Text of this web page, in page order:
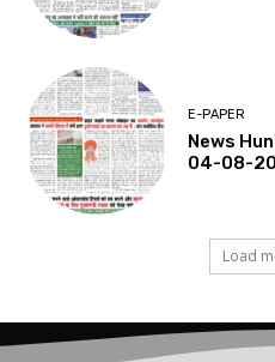
E-PAPER
News
04-08-
Load